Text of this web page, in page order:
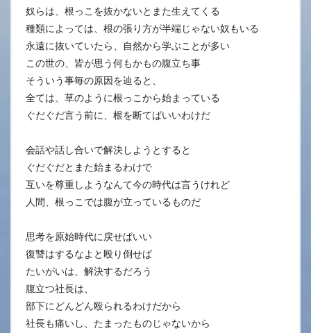
奴らは、根っこを抜かないとまた生えてくる
種類によっては、根の張り方が半端じゃない奴もいる
永遠に抜いていたら、自然から学ぶことが多い
この世の、皆が思う何もかもの腹立ち事
そういう事毎の原因を辿ると、
全ては、草のように根っこから始まっている
ぐだぐだ言う前に、根を断てばいいわけだ
会話や話し合いで解決しようとすると
ぐだぐだとまた始まるわけで
互いを尊重しようなんて今の時代は言うけれど
人間、根っこでは腹が立っているものだ
思考を原始時代に戻せばいい
復讐はするなよと殴り倒せば
たいがいは、解決するだろう
腹立つ社長は、
部下にどんどん殴られるわけだから
社長も痛いし、たまったものじゃないから